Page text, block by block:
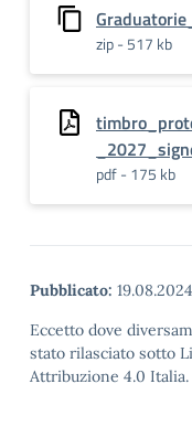
zip - 517 kb
pdf - 175 kb
Pubblicato: 19.08.2024
Eccetto dove
stato rilasciato sotto
Attribuzione 4.0 Italia.